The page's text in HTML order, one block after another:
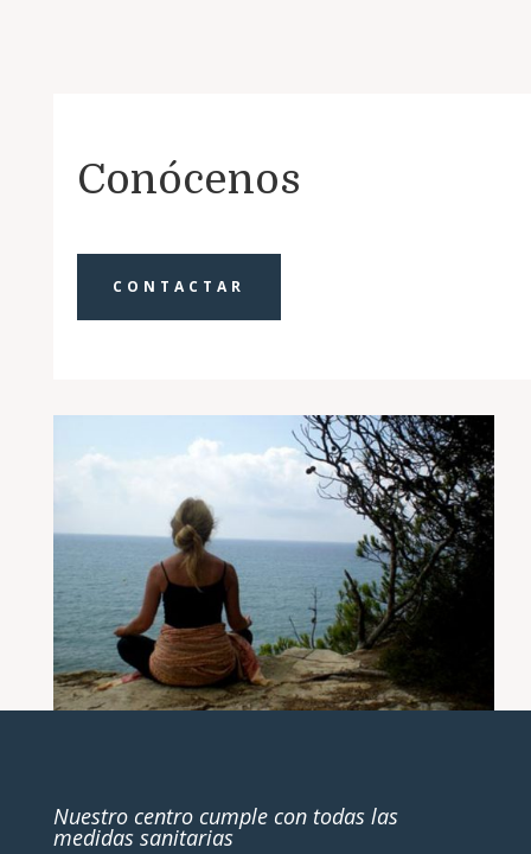
Conócenos
CONTACTAR
Nuestro centro cumple con todas las
medidas sanitarias